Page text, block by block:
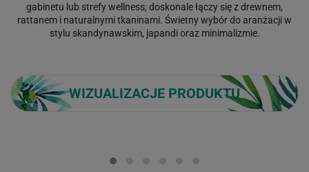
gabinetu lub strefy wellness; doskonale łączy się z drewnem,
rattanem i naturalnymi tkaninami. Świetny wybór do aranżacji w
stylu skandynawskim, japandi oraz minimalizmie.
WIZUALIZACJE PRODUKTU